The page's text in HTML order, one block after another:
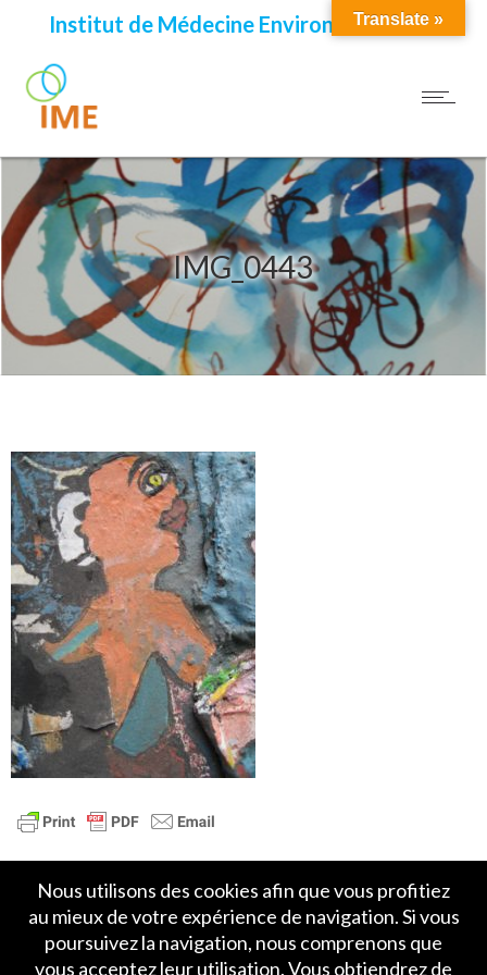
Institut de Médecine Environnementale
IMG_0443
Translate »
Nous utilisons des cookies afin que vous profitiez
au mieux de votre expérience de navigation. Si vous
poursuivez la navigation, nous comprenons que
vous acceptez leur utilisation. Vous obtiendrez de